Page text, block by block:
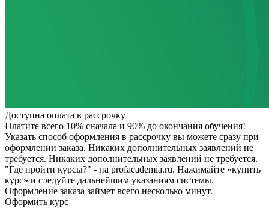
Доступна оплата в рассрочку
Платите всего 10% сначала и 90% до окончания обучения!
Указать способ оформления в рассрочку вы можете сразу при
оформлении заказа. Никаких дополнительных заявлений не
требуется. Никаких дополнительных заявлений не требуется.
"Где пройти курсы?" - на profacademia.ru. Нажимайте «купить
курс» и следуйте дальнейшим указаниям системы.
Оформление заказа займет всего несколько минут.
Оформить курс